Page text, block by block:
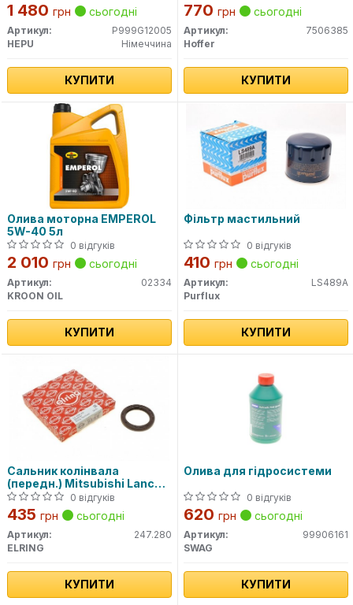
1 480 грн сьогодні
Артикул:
P999G12005
HEPU
Німеччина
КУПИТИ
770 грн сьогодні
Артикул:
7506385
Hoffer
КУПИТИ
Олива моторна EMPEROL
5W-40 5л
0 відгуків
2 010 грн сьогодні
Артикул:
02334
KROON OIL
КУПИТИ
Фільтр мастильний
0 відгуків
410 грн сьогодні
Артикул:
LS489A
Purflux
КУПИТИ
Сальник колінвала
(передн.) Mitsubishi Lancer
1.8D
0 відгуків
435 грн сьогодні
Артикул:
247.280
ELRING
КУПИТИ
Олива для гідросистеми
0 відгуків
620 грн сьогодні
Артикул:
99906161
SWAG
КУПИТИ